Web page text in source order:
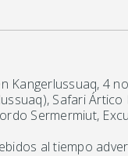
Kangerlussuaq, 4
Safari
Sermermiut,
al tiempo